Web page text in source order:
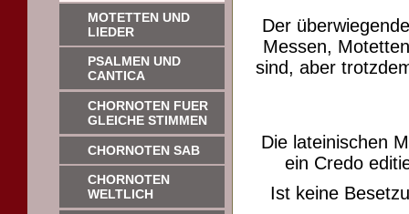
MOTETTEN UND
LIEDER
PSALMEN UND
CANTICA
CHORNOTEN FUER
GLEICHE STIMMEN
CHORNOTEN SAB
CHORNOTEN
WELTLICH
Der
Messen,
sind, aber
Die lateinischen
ein Credo
Ist keine